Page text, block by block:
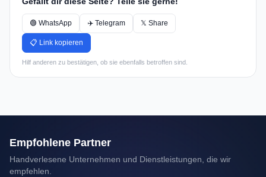
🟢 WhatsApp ✈️ Telegram 𝕏 Share
📋 Link kopieren
Hilf anderen zu bestätigen, ob sie ebenfalls betroffen sind.
Empfohlene Partner
Handverlesene Unternehmen und Dienstleistungen, die wir
empfehlen.